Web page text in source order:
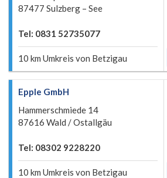
87477 Sulzberg – See
Tel: 0831 52735077
10 km Umkreis von Betzigau
Epple GmbH
Hammerschmiede 14
87616 Wald / Ostallgäu
Tel: 08302 9228220
10 km Umkreis von Betzigau